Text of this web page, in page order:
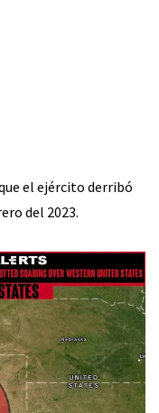
el ejército derribó
del 2023.